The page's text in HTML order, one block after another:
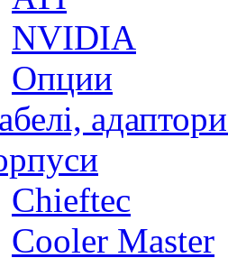
NVIDIA
Опции
Chieftec
Cooler Master